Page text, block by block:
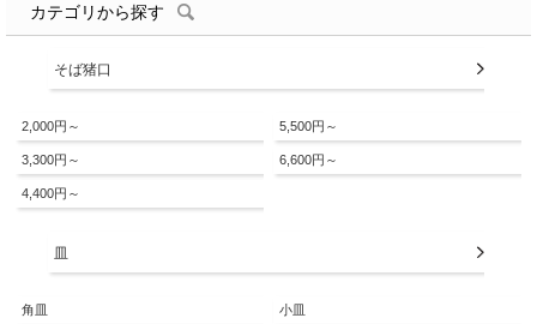
カテゴリから探す
そば猪口
2,000円～
3,300円～
4,400円～
5,500円～
6,600円～
皿
角皿 小皿